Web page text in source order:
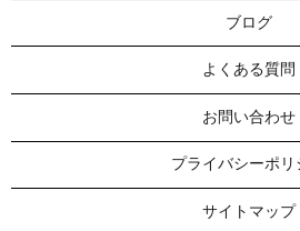
ブログ
よくある質問
お問い合わせ
プライバシーポリ
サイトマップ